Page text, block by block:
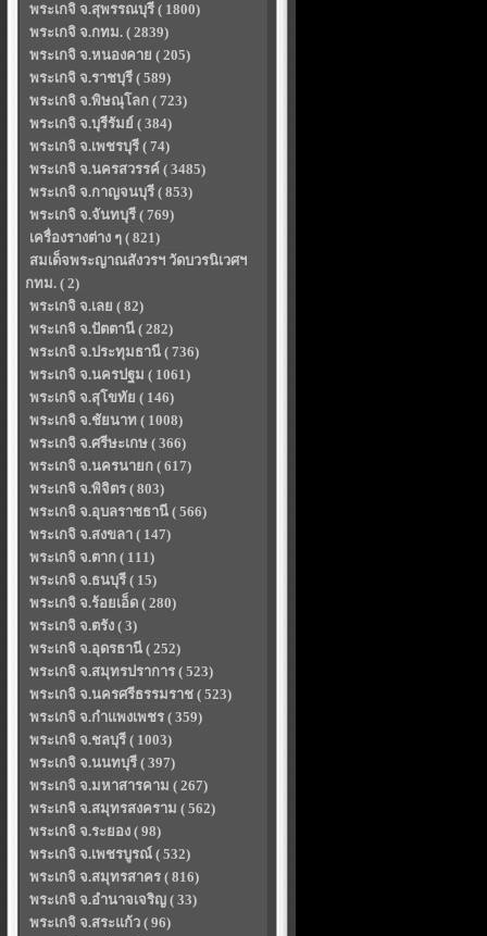
พระเกจิ จ.สุพรรณบุรี ( 1800)
พระเกจิ จ.กทม. ( 2839)
พระเกจิ จ.หนองคาย ( 205)
พระเกจิ จ.ราชบุรี ( 589)
พระเกจิ จ.พิษณุโลก ( 723)
พระเกจิ จ.บุรีรัมย์ ( 384)
พระเกจิ จ.เพชรบุรี ( 74)
พระเกจิ จ.นครสวรรค์ ( 3485)
พระเกจิ จ.กาญจนบุรี ( 853)
พระเกจิ จ.จันทบุรี ( 769)
เครื่องรางต่าง ๆ ( 821)
สมเด็จพระญาณสังวรฯ วัดบวรนิเวศฯ
กทม. ( 2)
พระเกจิ จ.เลย ( 82)
พระเกจิ จ.ปัตตานี ( 282)
พระเกจิ จ.ประทุมธานี ( 736)
พระเกจิ จ.นครปฐม ( 1061)
พระเกจิ จ.สุโขทัย ( 146)
พระเกจิ จ.ชัยนาท ( 1008)
พระเกจิ จ.ศรีษะเกษ ( 366)
พระเกจิ จ.นครนายก ( 617)
พระเกจิ จ.พิจิตร ( 803)
พระเกจิ จ.อุบลราชธานี ( 566)
พระเกจิ จ.สงขลา ( 147)
พระเกจิ จ.ตาก ( 111)
พระเกจิ จ.ธนบุรี ( 15)
พระเกจิ จ.ร้อยเอ็ด ( 280)
พระเกจิ จ.ตรัง ( 3)
พระเกจิ จ.อุดรธานี ( 252)
พระเกจิ จ.สมุทรปราการ ( 523)
พระเกจิ จ.นครศรีธรรมราช ( 523)
พระเกจิ จ.กำแพงเพชร ( 359)
พระเกจิ จ.ชลบุรี ( 1003)
พระเกจิ จ.นนทบุรี ( 397)
พระเกจิ จ.มหาสารคาม ( 267)
พระเกจิ จ.สมุทรสงคราม ( 562)
พระเกจิ จ.ระยอง ( 98)
พระเกจิ จ.เพชรบูรณ์ ( 532)
พระเกจิ จ.สมุทรสาคร ( 816)
พระเกจิ จ.อำนาจเจริญ ( 33)
พระเกจิ จ.สระแก้ว ( 96)